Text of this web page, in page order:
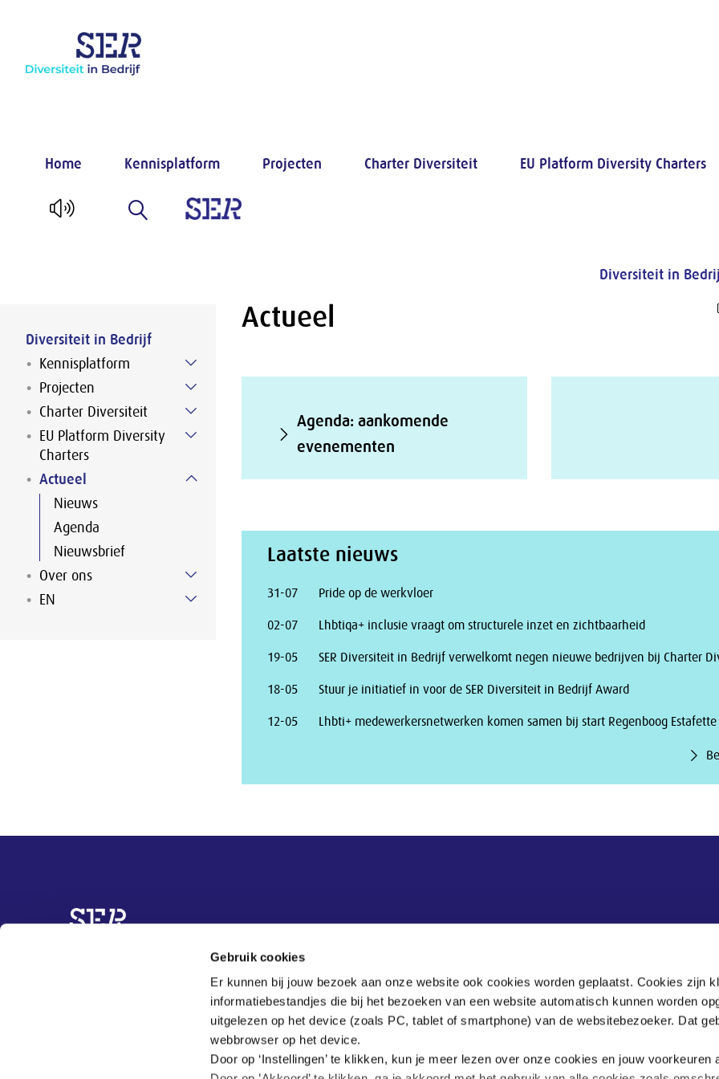
Gebruik cookies
Er kunnen bij jouw bezoek aan onze website ook cookies worden geplaatst. Cookies zijn
informatiebestandjes die bij het bezoeken van een website automatisch kunnen worden
uitgelezen op het device (zoals PC, tablet of smartphone) van de websitebezoeker. Dat
webbrowser op het device.
Door op ‘Instellingen’ te klikken, kun je meer lezen over onze cookies en jouw voorkeuren
Home Kennisplatform Projecten Charter Diversiteit EU Platform Diversity Charters
Diversiteit in Bedrijf
Kennisplatform
Projecten
Charter Diversiteit
EU Platform Diversity
Charters
Actueel
Nieuws
Agenda
Nieuwsbrief
Over ons
EN
Diversiteit in
Actueel
Agenda: aankomende
evenementen
Laatste nieuws
31-07 Pride op de werkvloer
02-07 Lhbtiqa+ inclusie vraagt om structurele inzet en zichtbaarheid
19-05 SER Diversiteit in Bedrijf verwelkomt negen nieuwe bedrijven bij Charter
18-05 Stuur je initiatief in voor de SER Diversiteit in Bedrijf Award
12-05 Lhbti+ medewerkersnetwerken komen samen bij start Regenboog Estafette
Overige informatie
Contact
E: dib@ser.nl
Adres
Bezuidenhoutseweg 60